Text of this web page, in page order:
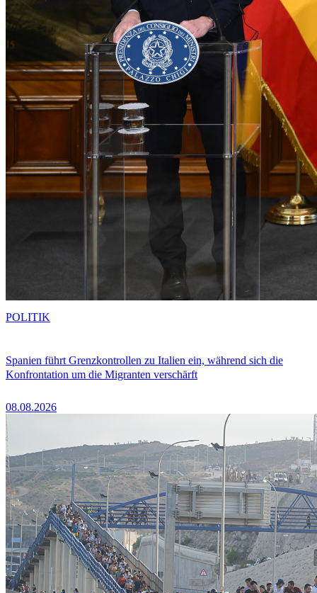
Spanien führt Grenzkontrollen zu Italien ein, während sich die
Konfrontation um die Migranten verschärft
08.08.2026
POLITIK